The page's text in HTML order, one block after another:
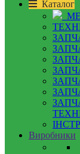
Каталог
Виробники